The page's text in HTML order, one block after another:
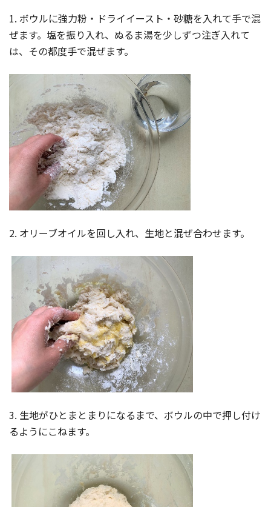
1. ボウルに強力粉・ドライイースト・砂糖を入れて手で混
ぜます。塩を振り入れ、ぬるま湯を少しずつ注ぎ入れて
は、その都度手で混ぜます。
2. オリーブオイルを回し入れ、生地と混ぜ合わせます。
3. 生地がひとまとまりになるまで、ボウルの中で押し付け
るようにこねます。